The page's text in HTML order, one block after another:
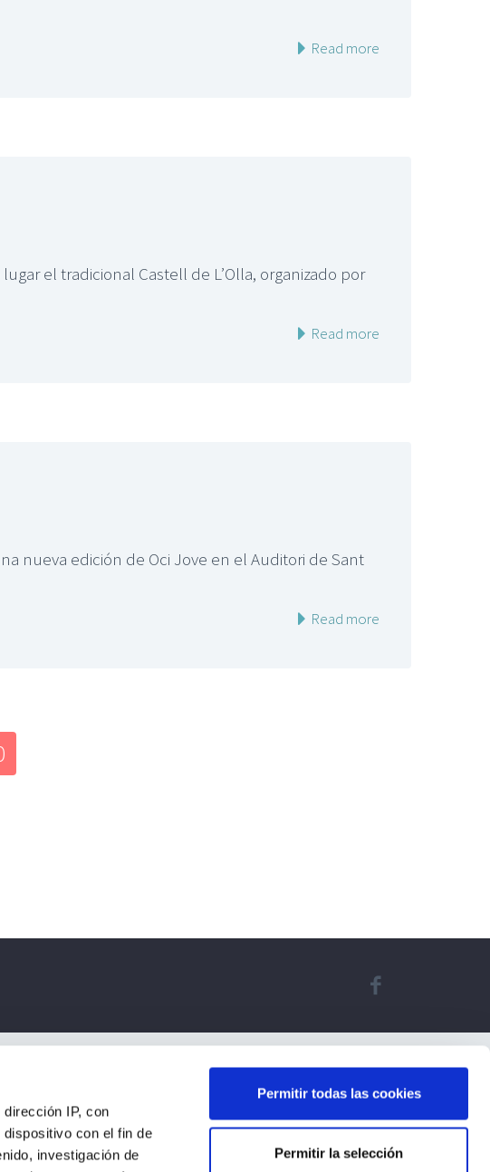
IP, con
con el fin de
investigación de
Permitir todas las cookies
Permitir la selección
Read more
el tradicional Castell de L’Olla, organizado por
Read more
nueva edición de Oci Jove en el Auditori de Sant
Read more